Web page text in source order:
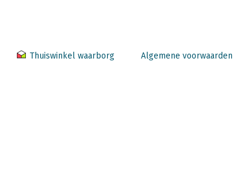
Thuiswinkel waarborg Algemene voorwaarden